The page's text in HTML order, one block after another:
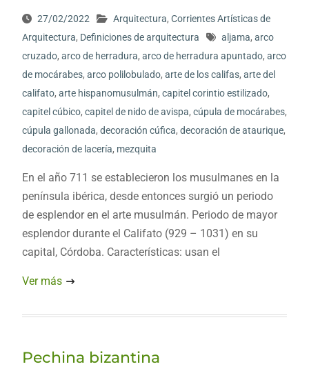
27/02/2022 Arquitectura, Corrientes Artísticas de
Arquitectura, Definiciones de arquitectura aljama, arco
cruzado, arco de herradura, arco de herradura apuntado, arco
de mocárabes, arco polilobulado, arte de los califas, arte del
califato, arte hispanomusulmán, capitel corintio estilizado,
capitel cúbico, capitel de nido de avispa, cúpula de mocárabes,
cúpula gallonada, decoración cúfica, decoración de ataurique,
decoración de lacería, mezquita
En el año 711 se establecieron los musulmanes en la
península ibérica, desde entonces surgió un periodo
de esplendor en el arte musulmán. Periodo de mayor
esplendor durante el Califato (929 – 1031) en su
capital, Córdoba. Características: usan el
Ver más
Pechina bizantina